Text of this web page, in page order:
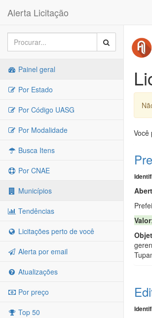
Alerta Licitação
Painel geral
Por Estado
Por Código UASG
Por Modalidade
Busca Itens
Por CNAE
Municípios
Tendências
Licitações perto de você
Alerta por email
Atualizações
Por preço
Top 50
Você
Valor